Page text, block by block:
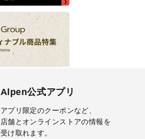
Alpen公式アプリ
アプリ限定のクーポンなど、
店舗とオンラインストアの情報を
受け取れます。